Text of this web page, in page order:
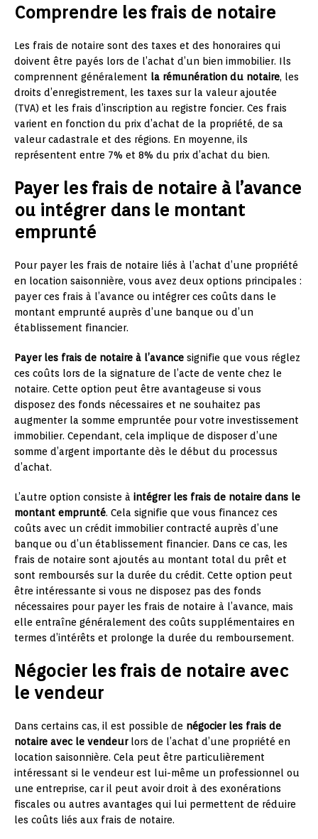
Comprendre les frais de notaire
Les frais de notaire sont des taxes et des honoraires qui
doivent être payés lors de l’achat d’un bien immobilier. Ils
comprennent généralement la rémunération du notaire, les
droits d’enregistrement, les taxes sur la valeur ajoutée
(TVA) et les frais d’inscription au registre foncier. Ces frais
varient en fonction du prix d’achat de la propriété, de sa
valeur cadastrale et des régions. En moyenne, ils
représentent entre 7% et 8% du prix d’achat du bien.
Payer les frais de notaire à l’avance
ou intégrer dans le montant
emprunté
Pour payer les frais de notaire liés à l’achat d’une propriété
en location saisonnière, vous avez deux options principales :
payer ces frais à l’avance ou intégrer ces coûts dans le
montant emprunté auprès d’une banque ou d’un
établissement financier.
Payer les frais de notaire à l’avance signifie que vous réglez
ces coûts lors de la signature de l’acte de vente chez le
notaire. Cette option peut être avantageuse si vous
disposez des fonds nécessaires et ne souhaitez pas
augmenter la somme empruntée pour votre investissement
immobilier. Cependant, cela implique de disposer d’une
somme d’argent importante dès le début du processus
d’achat.
L’autre option consiste à intégrer les frais de notaire dans le
montant emprunté. Cela signifie que vous financez ces
coûts avec un crédit immobilier contracté auprès d’une
banque ou d’un établissement financier. Dans ce cas, les
frais de notaire sont ajoutés au montant total du prêt et
sont remboursés sur la durée du crédit. Cette option peut
être intéressante si vous ne disposez pas des fonds
nécessaires pour payer les frais de notaire à l’avance, mais
elle entraîne généralement des coûts supplémentaires en
termes d’intérêts et prolonge la durée du remboursement.
Négocier les frais de notaire avec
le vendeur
Dans certains cas, il est possible de négocier les frais de
notaire avec le vendeurlors de l’achat d’une propriété en
location saisonnière. Cela peut être particulièrement
intéressant si le vendeur est lui-même un professionnel ou
une entreprise, car il peut avoir droit à des exonérations
fiscales ou autres avantages qui lui permettent de réduire
les coûts liés aux frais de notaire.